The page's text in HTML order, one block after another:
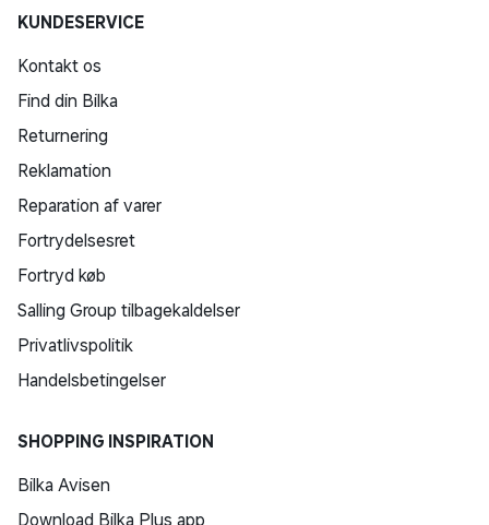
KUNDESERVICE
Kontakt os
Find din Bilka
Returnering
Reklamation
Reparation af varer
Fortrydelsesret
Fortryd køb
Salling Group tilbagekaldelser
Privatlivspolitik
Handelsbetingelser
SHOPPING INSPIRATION
Bilka Avisen
Download Bilka Plus app